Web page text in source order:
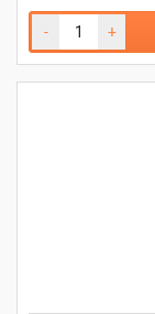
- +